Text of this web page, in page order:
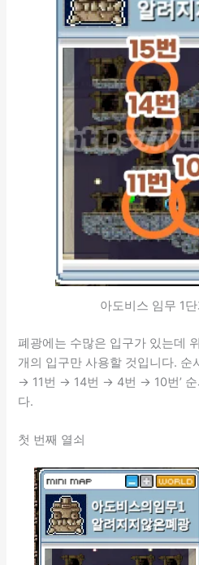
아도비스 임무 1
폐광에는 수많은 입구가 있는데
개의 입구만 사용할 것입니다. 순
→ 11번 → 14번 → 4번 → 10번’ 순
다.
첫 번째 열쇠